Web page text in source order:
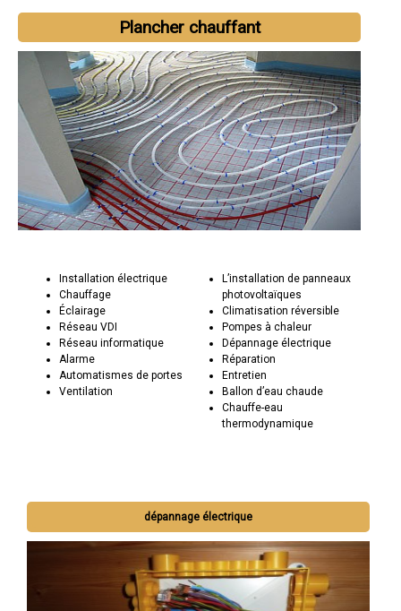
Plancher chauffant
Installation électrique
Chauffage
Éclairage
Réseau VDI
Réseau informatique
Alarme
Automatismes de portes
Ventilation
L’installation de panneaux
photovoltaïques
Climatisation réversible
Pompes à chaleur
Dépannage électrique
Réparation
Entretien
Ballon d’eau chaude
Chauffe-eau
thermodynamique
dépannage électrique